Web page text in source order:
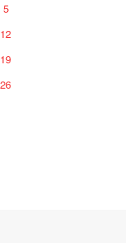
5
12
19
26